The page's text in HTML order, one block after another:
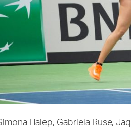
Halep, Gabriela Ruse,